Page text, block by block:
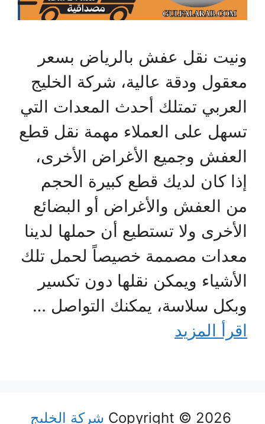
ونيت نقل عفش بالرياض بسعر
معقول ودقة عالية، شركة الخليج
العربي تمتلك أحدث المعدات التي
تسهل على العملاء مهمة نقل قطع
العفش وجميع الأغراض الأخرى،
إذا كان لديك قطع كبيرة الحجم
من العفش والأغراض أو البضائع
الأخرى ولا تستطيع أن حملها لدينا
معدات مصممة خصيصاً لحمل تلك
الأشياء ويمكن نقلها دون تكسير
وبكل سلاسة، يمكنك التواصل …
اقرأ المزيد
شركة الخليج